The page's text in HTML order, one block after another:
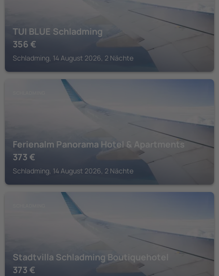
TUI BLUE Schladming
356 €
Schladming, 14 August 2026, 2 Nächte
Ferienalm Panorama Hotel & Apartments
373 €
Schladming, 14 August 2026, 2 Nächte
Stadtvilla Schladming Boutiquehotel
373 €